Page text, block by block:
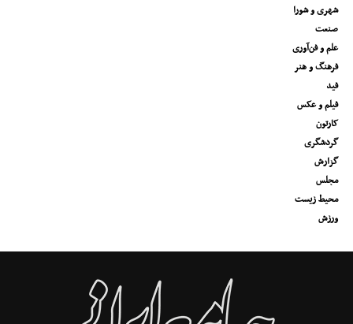
شهری و شورا
صنعت
علم و فن‌آوری
فرهنگ و هنر
فید
فیلم و عکس
کارتون
گردشگری
گزارش
مجلس
محیط زیست
ورزش